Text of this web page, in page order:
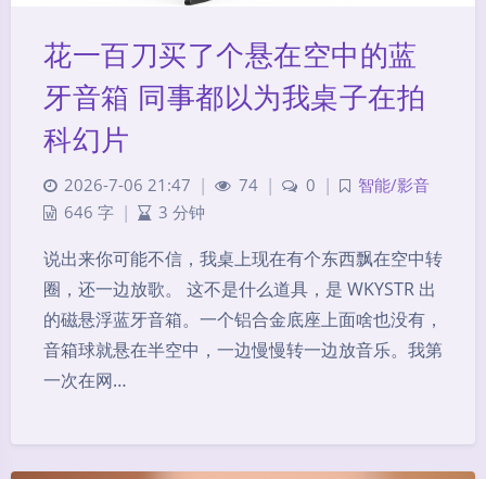
花一百刀买了个悬在空中的蓝
牙音箱 同事都以为我桌子在拍
科幻片
2026-7-06 21:47 74 0
智能/影音
646 字
3 分钟
说出来你可能不信，我桌上现在有个东西飘在空中转
圈，还一边放歌。 这不是什么道具，是 WKYSTR 出
的磁悬浮蓝牙音箱。一个铝合金底座上面啥也没有，
音箱球就悬在半空中，一边慢慢转一边放音乐。我第
一次在网…